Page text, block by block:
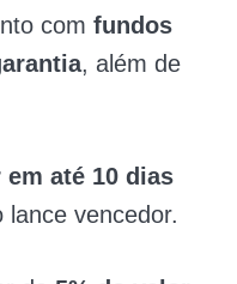
com fundos
, além de
em até 10 dias
lance vencedor.